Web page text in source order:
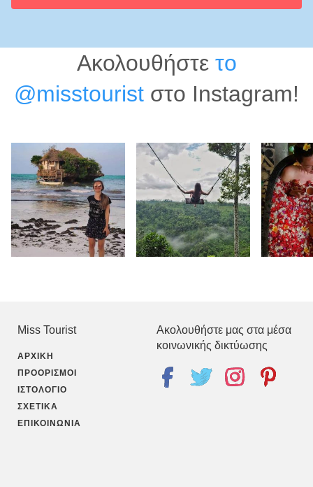
Ακολουθήστε το
@misstourist στο Instagram!
Miss Tourist
ΑΡΧΙΚΉ
ΠΡΟΟΡΙΣΜΟΊ
ΙΣΤΟΛΌΓΙΟ
ΣΧΕΤΙΚΆ
ΕΠΙΚΟΙΝΩΝΊΑ
Ακολουθήστε μας στα μέσα
κοινωνικής δικτύωσης